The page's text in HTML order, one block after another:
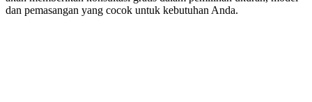
dan pemasangan yang cocok untuk kebutuhan Anda.